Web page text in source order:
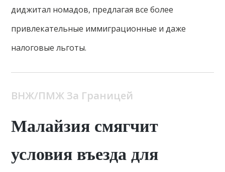
диджитал номадов, предлагая все более
привлекательные иммиграционные и даже
налоговые льготы.
ВНЖ/ПМЖ За Границей
Малайзия смягчит
условия въезда для